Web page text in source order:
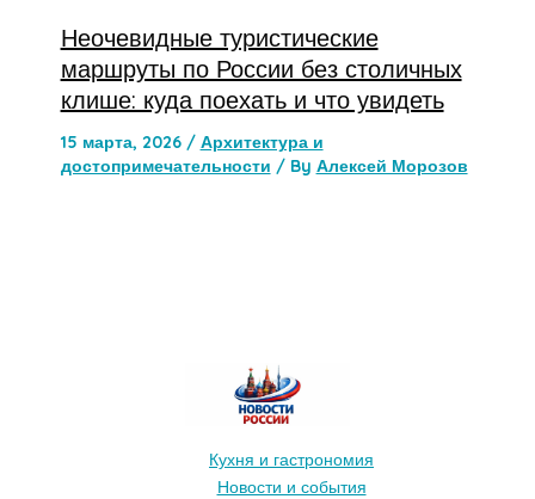
Неочевидные туристические
маршруты по России без столичных
клише: куда поехать и что увидеть
15 марта, 2026 / Архитектура и
достопримечательности / By Алексей Морозов
Кухня и гастрономия
Новости и события